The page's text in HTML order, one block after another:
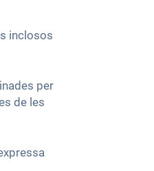
inclosos
per
de les